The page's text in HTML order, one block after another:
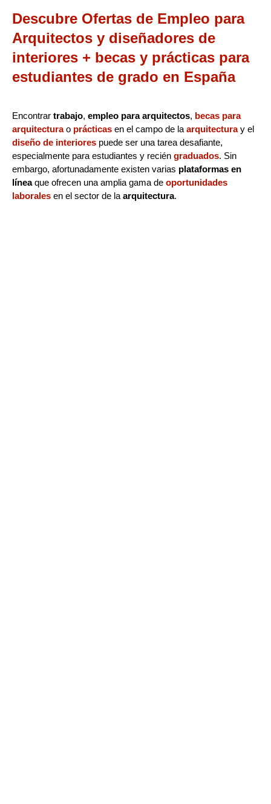
Descubre Ofertas de Empleo para
Arquitectos y diseñadores de
interiores + becas y prácticas para
estudiantes de grado en España
Encontrar trabajo, empleo para arquitectos, becas para
arquitecturao prácticas en el campo de la arquitecturay el
diseño de interiores puede ser una tarea desafiante,
especialmente para estudiantes y recién graduados. Sin
embargo, afortunadamente existen varias plataformas en
líneaque ofrecen una amplia gama de oportunidades
laborales en el sector de la arquitectura.